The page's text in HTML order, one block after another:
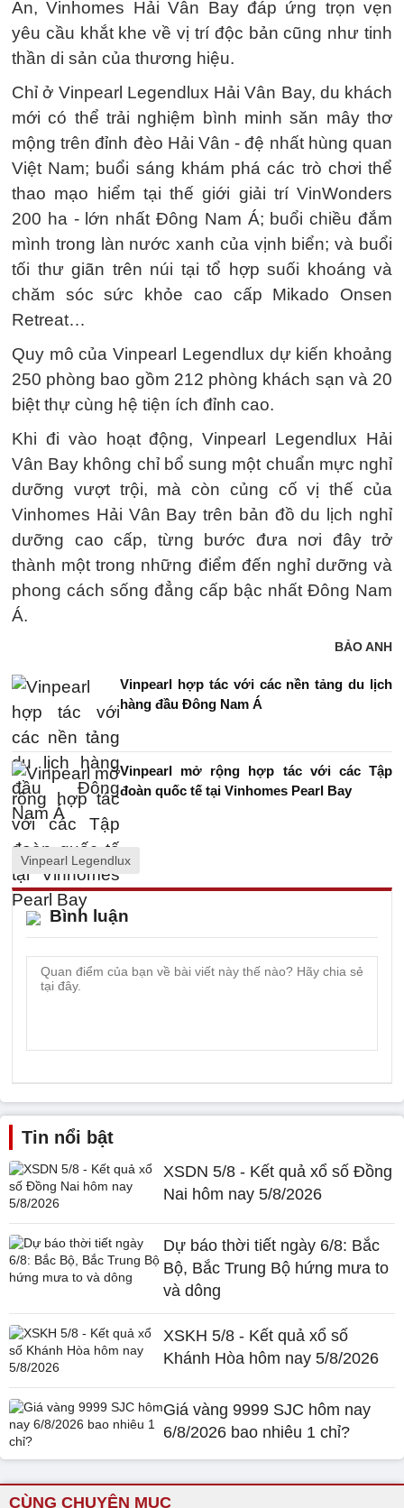
An, Vinhomes Hải Vân Bay đáp ứng trọn vẹn
yêu cầu khắt khe về vị trí độc bản cũng như tinh
thần di sản của thương hiệu.
Chỉ ở Vinpearl Legendlux Hải Vân Bay, du khách
mới có thể trải nghiệm bình minh săn mây thơ
mộng trên đỉnh đèo Hải Vân - đệ nhất hùng quan
Việt Nam; buổi sáng khám phá các trò chơi thể
thao mạo hiểm tại thế giới giải trí VinWonders
200 ha - lớn nhất Đông Nam Á; buổi chiều đắm
mình trong làn nước xanh của vịnh biển; và buổi
tối thư giãn trên núi tại tổ hợp suối khoáng và
chăm sóc sức khỏe cao cấp Mikado Onsen
Retreat…
Quy mô của Vinpearl Legendlux dự kiến khoảng
250 phòng bao gồm 212 phòng khách sạn và 20
biệt thự cùng hệ tiện ích đỉnh cao.
Khi đi vào hoạt động, Vinpearl Legendlux Hải
Vân Bay không chỉ bổ sung một chuẩn mực nghỉ
dưỡng vượt trội, mà còn củng cố vị thế của
Vinhomes Hải Vân Bay trên bản đồ du lịch nghỉ
dưỡng cao cấp, từng bước đưa nơi đây trở
thành một trong những điểm đến nghỉ dưỡng và
phong cách sống đẳng cấp bậc nhất Đông Nam
Á.
BẢO ANH
Vinpearl hợp tác với các nền tảng du lịch
hàng đầu Đông Nam Á
Vinpearl mở rộng hợp tác với các Tập
đoàn quốc tế tại Vinhomes Pearl Bay
Vinpearl Legendlux
Bình luận
Tin nổi bật
XSDN 5/8 - Kết quả xổ số Đồng
Nai hôm nay 5/8/2026
Dự báo thời tiết ngày 6/8: Bắc
Bộ, Bắc Trung Bộ hứng mưa to
và dông
XSKH 5/8 - Kết quả xổ số
Khánh Hòa hôm nay 5/8/2026
Giá vàng 9999 SJC hôm nay
6/8/2026 bao nhiêu 1 chỉ?
CÙNG CHUYÊN MỤC